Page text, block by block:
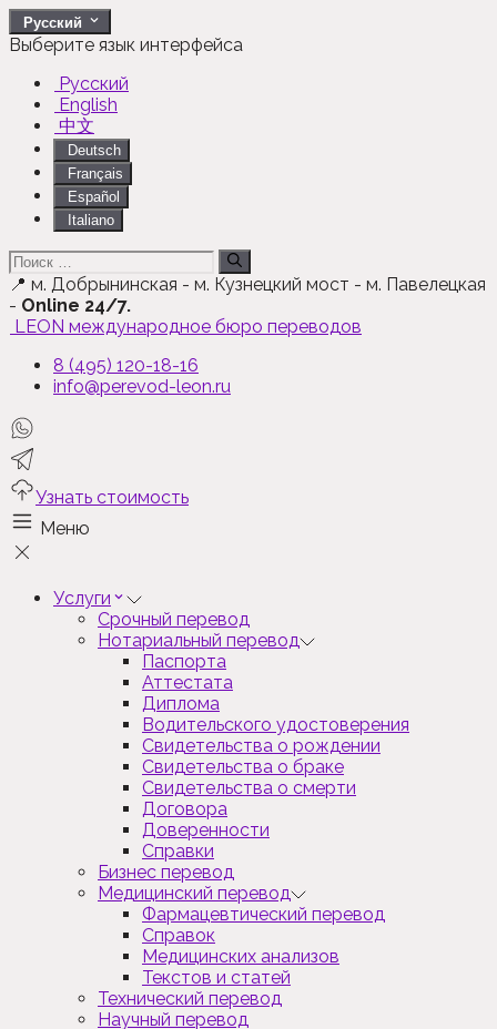
Перейти
к
содержимому
Русский
Выберите язык интерфейса
Русский
English
中文
Deutsch
Français
Español
Italiano
Поиск:
📍 м. Добрынинская - м. Кузнецкий мост - м. Павелецкая
- Online 24/7.
LEON международное бюро переводов
8 (495) 120-18-16
info@perevod-leon.ru
Узнать стоимость
Меню
Услуги
Срочный перевод
Нотариальный перевод
Паспорта
Аттестата
Диплома
Водительского удостоверения
Свидетельства о рождении
Свидетельства о браке
Свидетельства о смерти
Договора
Доверенности
Справки
Бизнес перевод
Медицинский перевод
Фармацевтический перевод
Справок
Медицинских анализов
Текстов и статей
Технический перевод
Научный перевод